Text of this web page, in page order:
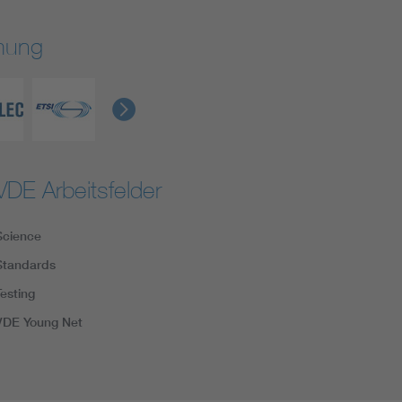
Arbeitsfelder
Young Net